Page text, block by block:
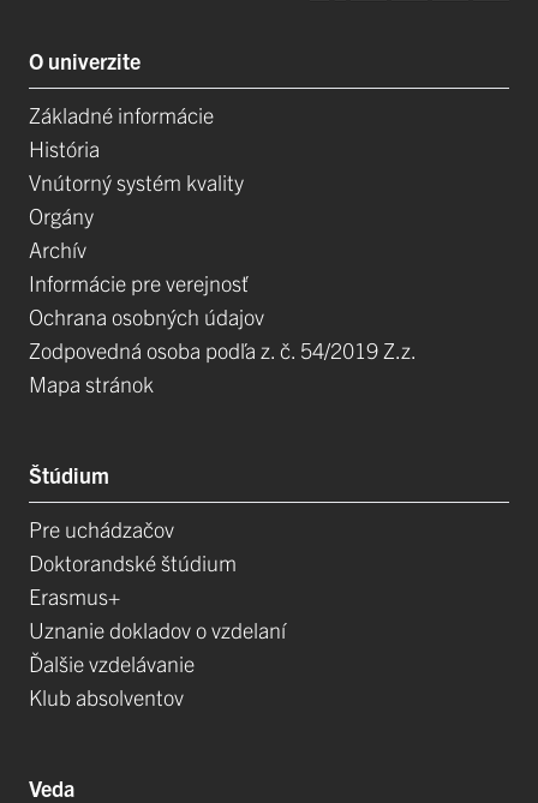
O univerzite
Základné informácie
História
Vnútorný systém kvality
Orgány
Archív
Informácie pre verejnosť
Ochrana osobných údajov
Zodpovedná osoba podľa z. č. 54/2019 Z.z.
Mapa stránok
Štúdium
Pre uchádzačov
Doktorandské štúdium
Erasmus+
Uznanie dokladov o vzdelaní
Ďalšie vzdelávanie
Klub absolventov
Veda